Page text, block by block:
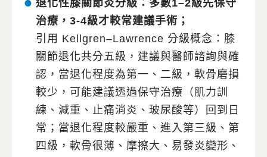
退化性膝關節炎分級：多數1–2級先保守
治療，3-4級才較常建議手術；
引用 Kellgren–Lawrence 分級概念：膝
關節退化共分五級，建議與醫師諮詢與確
認，當退化程度為第一、二級，軟骨磨損
較少，可能建議透過保守治療（肌力訓
練、減重、止痛消炎、玻尿酸等）回到日
常；當退化程度較嚴重、進入第三級、第
四級，軟骨很薄、摩擦大、易發炎變形、